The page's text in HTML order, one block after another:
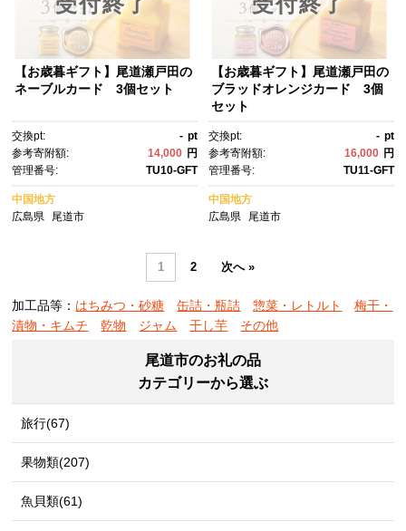
【お歳暮ギフト】尾道瀬戸田の
ネーブルカード 3個セット
交換pt: - pt
参考寄附額:
14,000 円
管理番号:
TU10-GFT
中国地方
広島県
尾道市
【お歳暮ギフト】尾道瀬戸田の
ブラッドオレンジカード 3個
セット
交換pt: - pt
参考寄附額:
16,000 円
管理番号:
TU11-GFT
中国地方
広島県
尾道市
1 2 次へ »
加工品等： はちみつ・砂糖 缶詰・瓶詰 惣菜・レトルト
梅干・
漬物・キムチ
乾物 ジャム 干し芋 その他
尾道市のお礼の品
カテゴリーから選ぶ
旅行(67)
果物類(207)
魚貝類(61)